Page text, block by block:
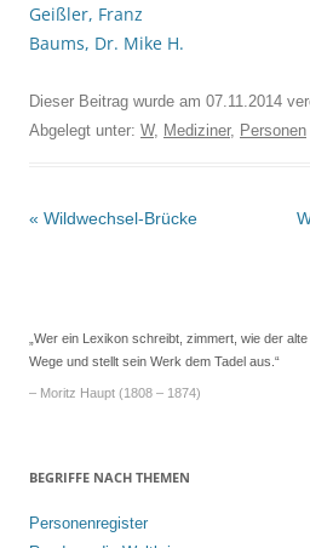
Geißler, Franz
Baums, Dr. Mike H.
Dieser Beitrag wurde am 07.11.2014
Abgelegt unter: W, Mediziner, Personen
Beitrags-
« Wildwechsel-Brücke
„Wer ein Lexikon schreibt, zimmert, wie der
Wege und stellt sein Werk dem Tadel aus.“
– Moritz Haupt (1808 – 1874)
BEGRIFFE NACH THEMEN
Personenregister